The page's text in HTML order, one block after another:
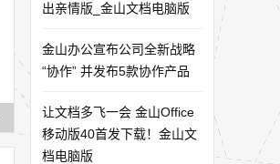
出亲情版_金山文档电脑版
金山办公宣布公司全新战略
“协作” 并发布5款协作产品
让文档多飞一会 金山Office
移动版40首发下载！金山文
档电脑版